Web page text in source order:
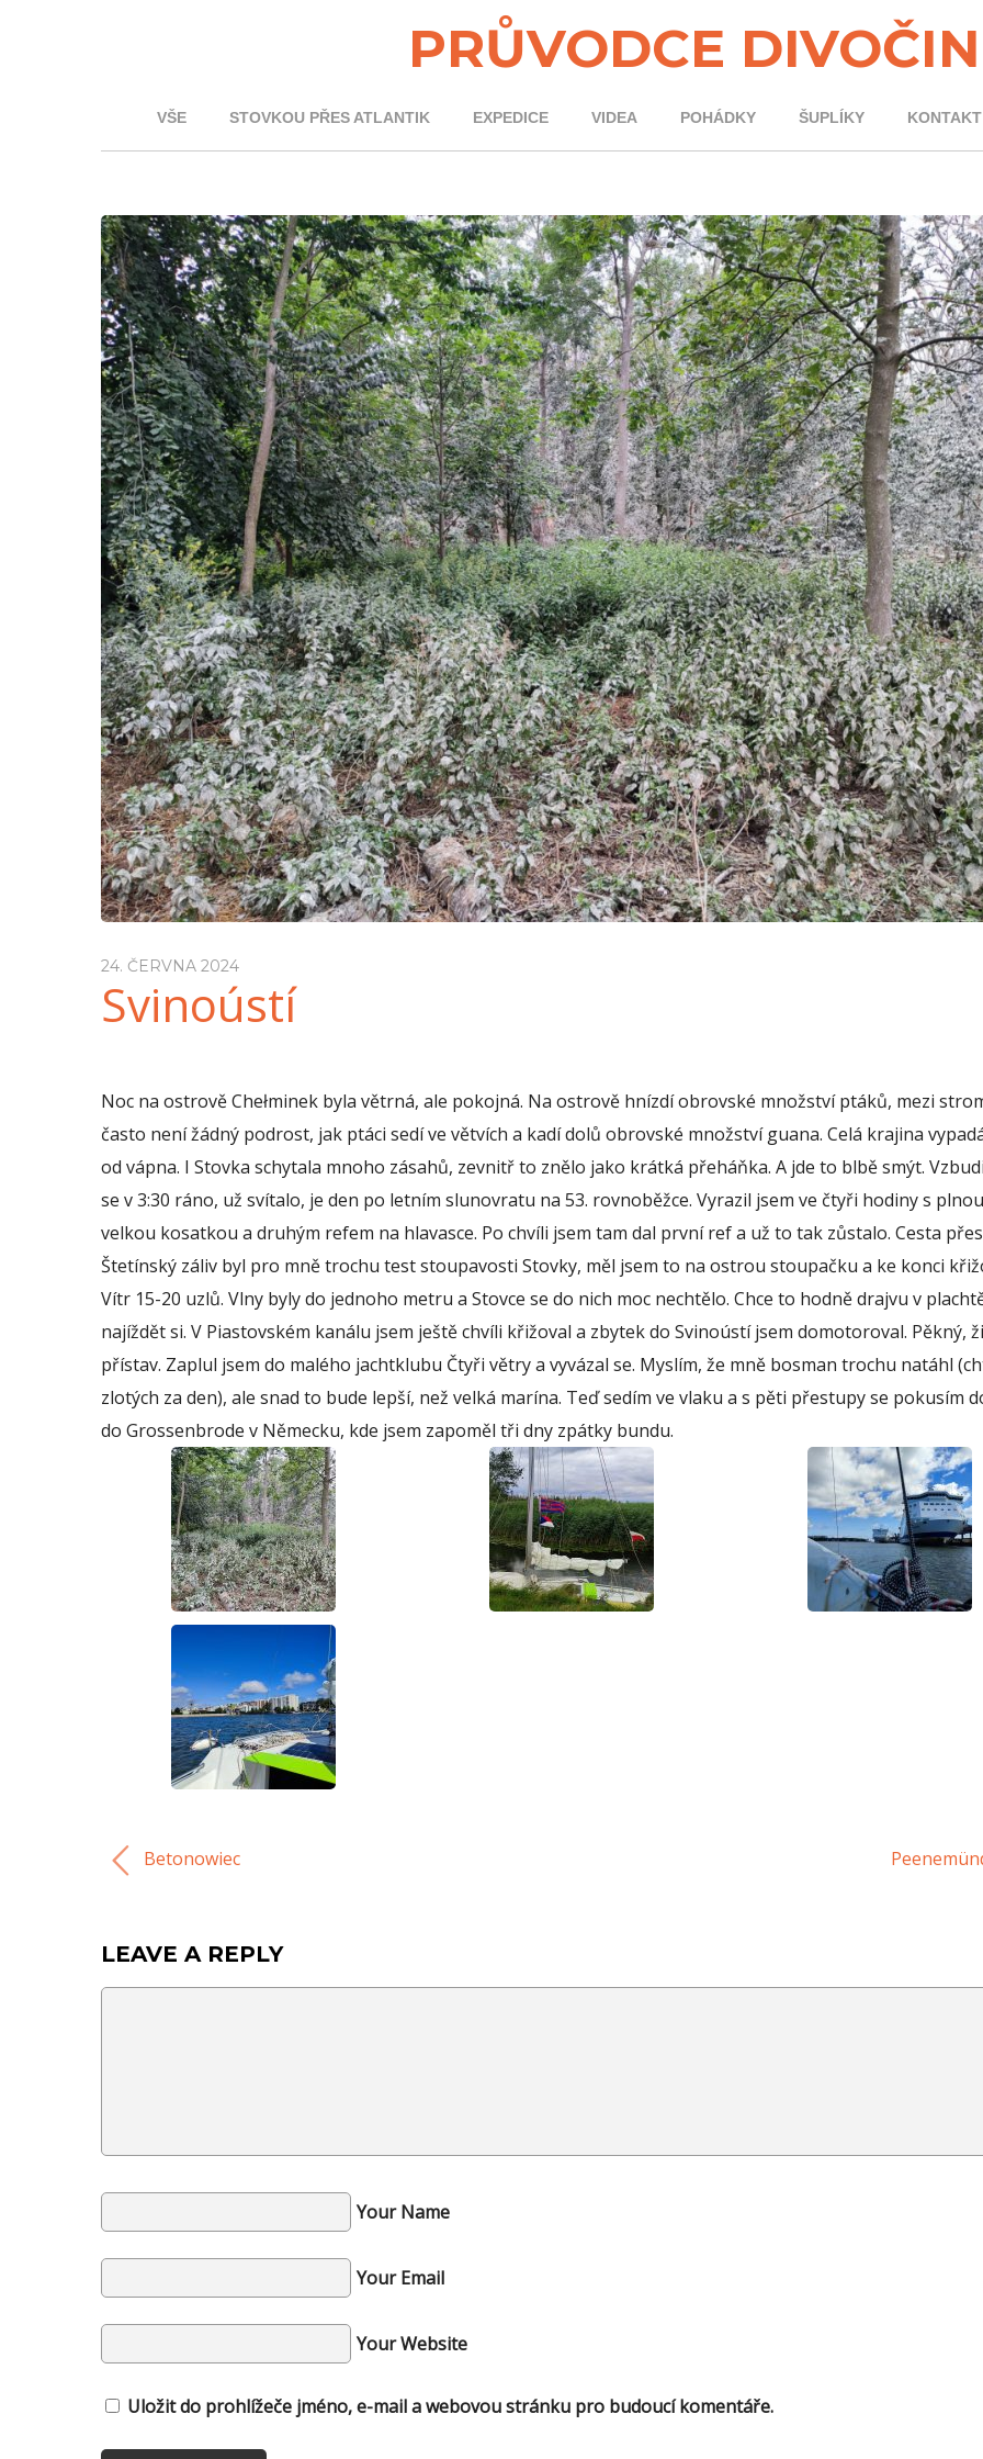
PRŮVODCE
VŠE STOVKOU PŘES ATLANTIK EXPEDICE VIDEA POHÁDKY ŠUPLÍKY KONTAKT
24. ČERVNA 2024
Svinoústí
Noc na ostrově Chełminek byla větrná, ale pokojná. Na ostrově hnízdí obrovské množství ptáků, mezi
často není žádný podrost, jak ptáci sedí ve větvích a kadí dolů obrovské množství guana. Celá krajina
od vápna. I Stovka schytala mnoho zásahů, zevnitř to znělo jako krátká přeháňka. A jde to blbě smýt.
se v 3:30 ráno, už svítalo, je den po letním slunovratu na 53. rovnoběžce. Vyrazil jsem ve čtyři hodiny s plnou
velkou kosatkou a druhým refem na hlavasce. Po chvíli jsem tam dal první ref a už to tak zůstalo. Cesta přes
Štetínský záliv byl pro mně trochu test stoupavosti Stovky, měl jsem to na ostrou stoupačku a ke konci
Vítr 15-20 uzlů. Vlny byly do jednoho metru a Stovce se do nich moc nechtělo. Chce to hodně drajvu v
najíždět si. V Piastovském kanálu jsem ještě chvíli křižoval a zbytek do Svinoústí jsem domotoroval. Pěkný,
přístav. Zaplul jsem do malého jachtklubu Čtyři větry a vyvázal se. Myslím, že mně bosman trochu natáhl
zlotých za den), ale snad to bude lepší, než velká marína. Teď sedím ve vlaku a s pěti přestupy se pokusím
do Grossenbrode v Německu, kde jsem zapoměl tři dny zpátky bundu.
Betonowiec
LEAVE A REPLY
Your Name
Your Email
Your Website
Uložit do prohlížeče jméno, e-mail a webovou stránku pro budoucí komentáře.